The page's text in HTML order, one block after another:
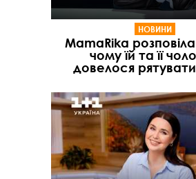
НОВИНИ
MamaRika
чому їй та її
довелося